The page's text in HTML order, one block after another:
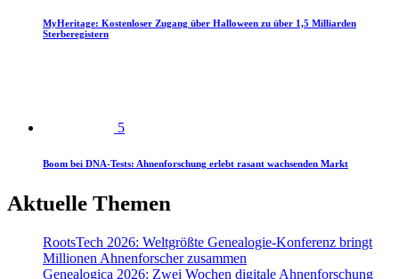
MyHeritage: Kostenloser Zugang über Halloween zu über 1,5 Milliarden
Sterberegistern
5
Boom bei DNA-Tests: Ahnenforschung erlebt rasant wachsenden Markt
Aktuelle Themen
RootsTech 2026: Weltgrößte Genealogie-Konferenz bringt
Millionen Ahnenforscher zusammen
Genealogica 2026: Zwei Wochen digitale Ahnenforschung